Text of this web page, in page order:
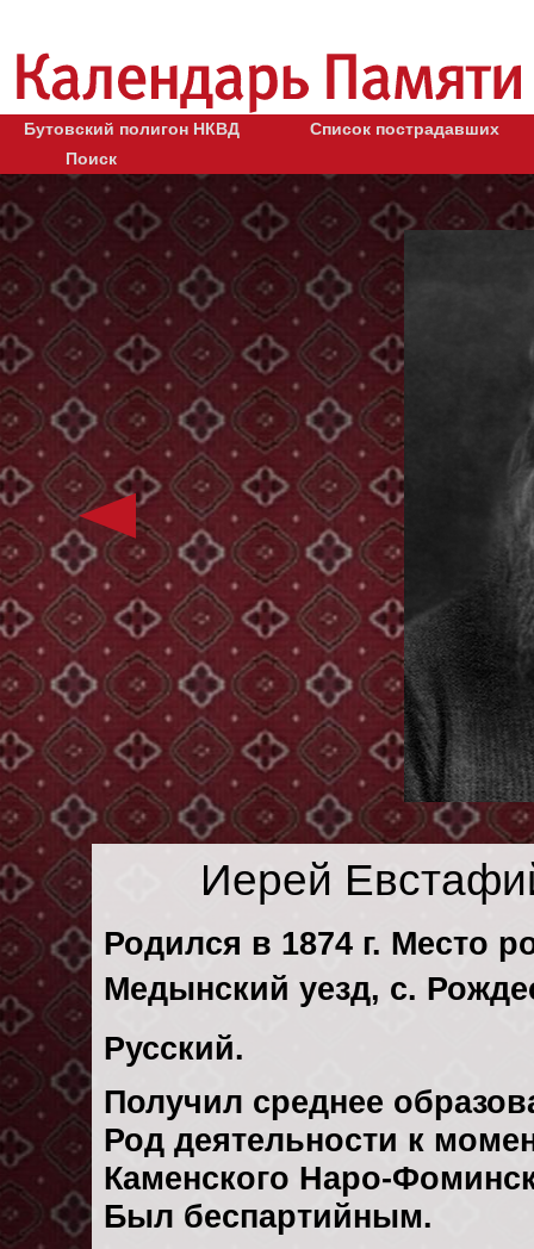
Бутовский полигон НКВД
Список пострадавших
Поиск
Иерей
Родился в 1874 г. Место
Медынский уезд, с.
Русский.
Получил среднее
Род деятельности к
Каменского Наро-
Был беспартийным.